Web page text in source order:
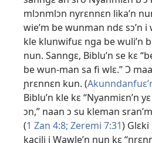
mlɔnmlɔn nyrɛnnɛn lika’n
wie’m be wunman ndɛ sɔ’n
kle klunwifuɛ nga be wuli’n
nun. Sanngɛ, Biblu’n se kɛ
be wun-man sa fi wlɛ.” Ɔ
ɲrɛnnɛn kun. (
Biblu’n kle kɛ “Nyanmiɛn’n
ɔn,” naan ɔ su kleman
(1 Zan 4:8; Zeremi 7:31)
kacili i Wawle’n nun kɛ